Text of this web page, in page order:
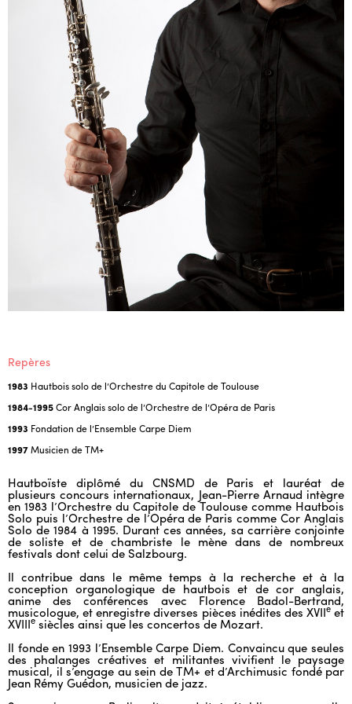
ENGLISH
NEWSLETTER
CONTACTS
AGENDA
Repères
1983 Hautbois solo de l’Orchestre du Capitole de Toulouse
1984-1995Cor Anglais solo de l’Orchestre de l’Opéra de Paris
1993 Fondation de l’Ensemble Carpe Diem
1997Musicien de TM+
Hautboïste diplômé du CNSMD de Paris et lauréat de
plusieurs concours internationaux, Jean-Pierre Arnaud intègre
en 1983 l’Orchestre du Capitole de Toulouse comme Hautbois
Solo puis l’Orchestre de l’Opéra de Paris comme Cor Anglais
Solo de 1984 à 1995. Durant ces années, sa carrière conjointe
de soliste et de chambriste le mène dans de nombreux
festivals dont celui de Salzbourg.
Il contribue dans le même temps à la recherche et à la
conception organologique de hautbois et de cor anglais,
anime des conférences avec Florence Badol-Bertrand,
musicologue, et enregistre diverses pièces inédites des XVIIeet
XVIIIe siècles ainsi que les concertos de Mozart.
Il fonde en 1993 l’Ensemble Carpe Diem. Convaincu que seules
des phalanges créatives et militantes vivifient le paysage
musical, il s’engage au sein de TM+ et d’Archimusic fondé par
Jean Rémy Guédon, musicien de jazz.